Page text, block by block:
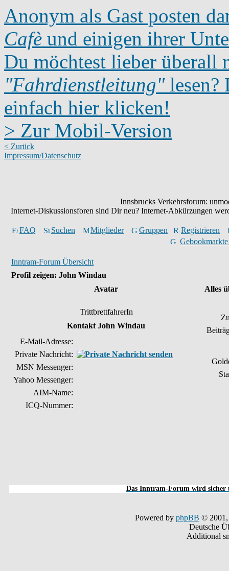
Anonym als Gast posten
Cafè und einigen ihrer
Du möchtest lieber überall
"Fahrdienstleitung"lesen?
einfach hier klicken!
> Zur Mobil-Version
< Zurück
Impressum/Datenschutz
Innsbrucks Verkehrsforum:
Internet-Diskussionsforen sind Dir neu? Internet-Abkürzungen
FAQ Suchen Mitglieder Gruppen
Registrieren
Inntram-Forum Übersicht
Profil zeigen: John Windau
Avatar
Alles
TrittbrettfahrerIn
Kontakt John Windau
E-Mail-Adresse:
Private Nachricht:
MSN Messenger:
Yahoo Messenger:
AIM-Name:
ICQ-Nummer:
Das Inntram-Forum wird sicher
Powered by phpBB © 2001,
Deutsche
Additional